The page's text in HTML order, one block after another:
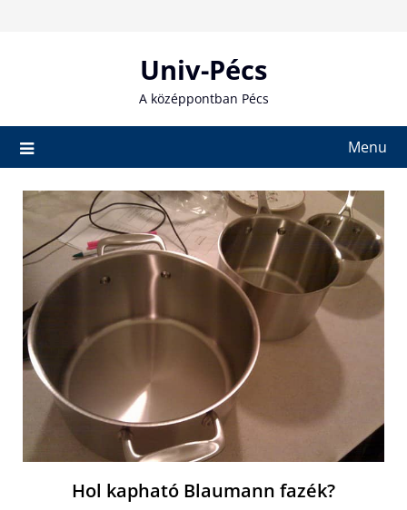
Univ-Pécs
A középpontban Pécs
Menu
Hol kapható Blaumann fazék?